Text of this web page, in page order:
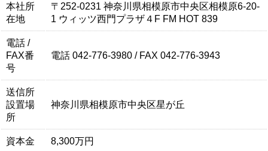
本社所
在地
〒252-0231 神奈川県相模原市中央区相模原6-20-
1 ウィッツ西門プラザ４F FM HOT 839
電話 /
FAX番
号
電話 042-776-3980 / FAX 042-776-3943
送信所
設置場
所
神奈川県相模原市中央区星が丘
資本金 8,300万円